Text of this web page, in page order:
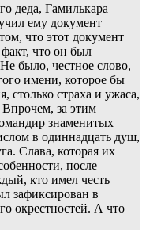
деда, Гамилькара
ему документ
что этот документ
что он был
было, честное слово,
имени, которое бы
столько страха и ужаса,
Впрочем, за этим
знаменитых
в одиннадцать душ,
Слава, которая их
после
кто имел честь
зафиксирован в
окрестностей. А что